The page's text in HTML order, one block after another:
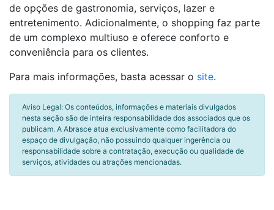
de opções de gastronomia, serviços, lazer e
entretenimento. Adicionalmente, o shopping faz parte
de um complexo multiuso e oferece conforto e
conveniência para os clientes.
Para mais informações, basta acessar o site.
Aviso Legal: Os conteúdos, informações e materiais divulgados
nesta seção são de inteira responsabilidade dos associados que os
publicam. A Abrasce atua exclusivamente como facilitadora do
espaço de divulgação, não possuindo qualquer ingerência ou
responsabilidade sobre a contratação, execução ou qualidade de
serviços, atividades ou atrações mencionadas.